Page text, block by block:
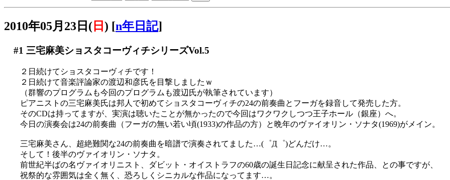
2010年05月23日( 日 ) [n年日記]
#1 三宅麻美ショスタコーヴィチシリーズVol.5
２日続けてショスタコーヴィチです！
２日続けて音楽評論家の渡辺和彦氏を目撃しましたｗ
（群響のプログラムも今回のプログラムも渡辺氏が執筆されています）
ピアニストの三宅麻美氏は邦人で初めてショスタコーヴィチの24の前奏曲とフーガを録音して発売した方。
そのCDは持ってますが、実演は聴いたことが無かったので今回はワクワクしつつ王子ホール（銀座）へ。
今日の演奏会は24の前奏曲（フーガの無い若い頃(1933)の作品の方）と晩年のヴァイオリン・ソナタ(1969)がメイン。
三宅麻美さん、超絶難関な24の前奏曲を暗譜で演奏されてました…(゜Д゜)どんだけ…。
そして！後半のヴァイオリン・ソナタ。
前世紀半ばの名ヴァイオリニスト、ダビット・オイストラフの60歳の誕生日記念に献呈された作品、との事ですが、
祝祭的な雰囲気は全く無く、恐ろしくシニカルな作品になってます…。